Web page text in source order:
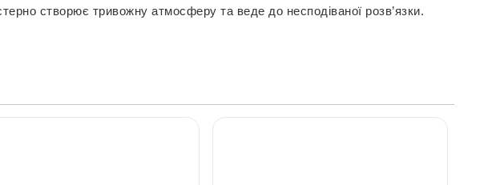
створює тривожну атмосферу та веде до несподіваної розв’язки.